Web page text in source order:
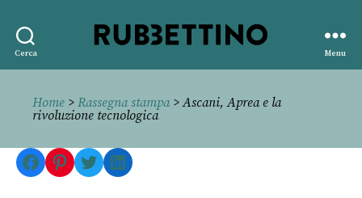
Cerca
editore
Menu
Home > Rassegna stampa> Ascani, Aprea e la
rivoluzione tecnologica
Facebook
Pinterest
TwitterLinkedIn